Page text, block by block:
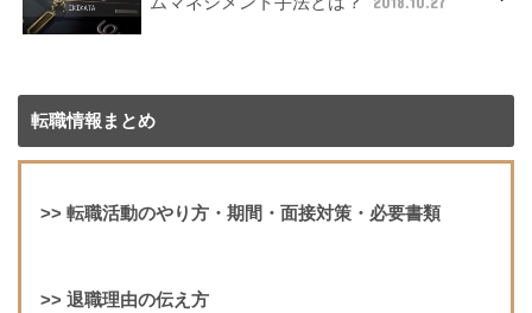
転職情報まとめ
>> 転職活動のやり方・期間・面接対策・必要書類
>> 退職理由の伝え方